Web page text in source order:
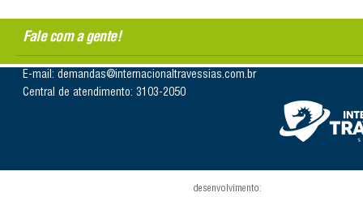
Fale com a gente!
E-mail: demandas@internacionaltravessias.com.br
Central de atendimento: 3103-2050
desenvolvimento: